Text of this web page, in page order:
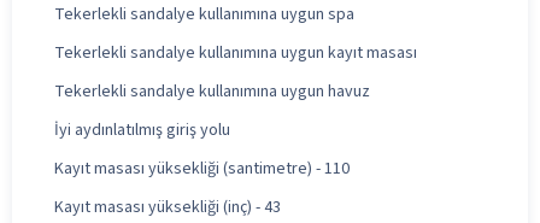
Tekerlekli sandalye kullanımına uygun spa
Tekerlekli sandalye kullanımına uygun kayıt masası
Tekerlekli sandalye kullanımına uygun havuz
İyi aydınlatılmış giriş yolu
Kayıt masası yüksekliği (santimetre) - 110
Kayıt masası yüksekliği (inç) - 43